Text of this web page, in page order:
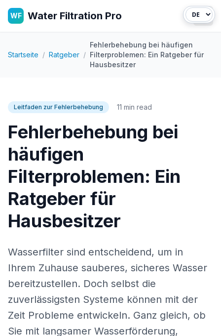
WF Water Filtration Pro
Startseite / Ratgeber /
Fehlerbehebung bei häufigen
Filterproblemen: Ein Ratgeber für
Hausbesitzer
Leitfaden zur Fehlerbehebung 11 min read
Fehlerbehebung bei
häufigen
Filterproblemen: Ein
Ratgeber für
Hausbesitzer
Wasserfilter sind entscheidend, um in
Ihrem Zuhause sauberes, sicheres Wasser
bereitzustellen. Doch selbst die
zuverlässigsten Systeme können mit der
Zeit Probleme entwickeln. Ganz gleich, ob
Sie mit langsamer Wasserförderung,